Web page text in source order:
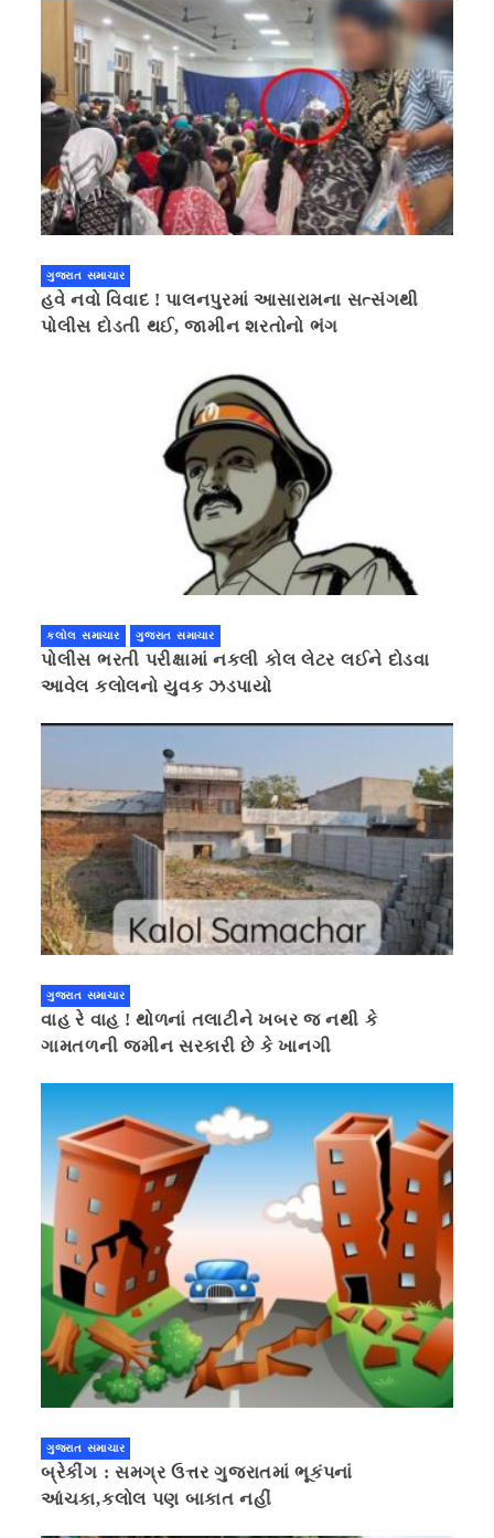
ગુજરાત સમાચાર
હવે નવો વિવાદ ! પાલનપુરમાં આસારામના સત્સંગથી
પોલીસ દોડતી થઈ, જામીન શરતોનો ભંગ
કલોલ સમાચાર ગુજરાત સમાચાર
પોલીસ ભરતી પરીક્ષામાં નકલી કોલ લેટર લઈને દોડવા
આવેલ કલોલનો યુવક ઝડપાયો
ગુજરાત સમાચાર
વાહ રે વાહ ! થોળનાં તલાટીને ખબર જ નથી કે
ગામતળની જમીન સરકારી છે કે ખાનગી
ગુજરાત સમાચાર
બ્રેકીંગ : સમગ્ર ઉત્તર ગુજરાતમાં ભૂકંપનાં
આંચકા,કલોલ પણ બાકાત નહીં